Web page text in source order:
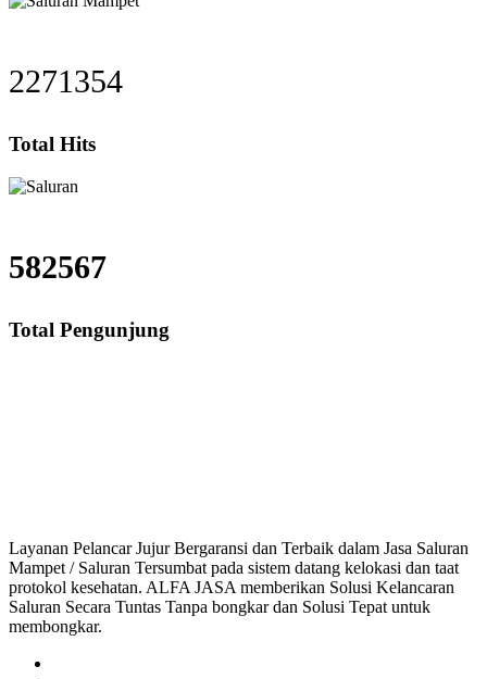
2271354
Total Hits
582567
Total Pengunjung
Layanan Pelancar Jujur Bergaransi dan Terbaik dalam Jasa Saluran
Mampet / Saluran Tersumbat pada sistem datang kelokasi dan taat
protokol kesehatan. ALFA JASA memberikan Solusi Kelancaran
Saluran Secara Tuntas Tanpa bongkar dan Solusi Tepat untuk
membongkar.